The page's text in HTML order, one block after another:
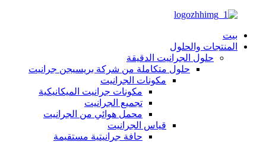
بيت
المنتجات والحلول
حلول الجرانيت الدقيقة
حلول متكاملة من شركة بريسيجن جرانيت
مكونات الجرانيت
مكونات جرانيت الميكانيكية
تجميع الجرانيت
محمل هوائي من الجرانيت
قياس الجرانيت
حافة جرانيتية مستقيمة